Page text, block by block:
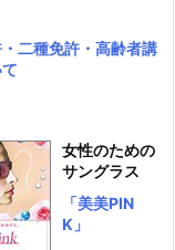
二種免許・高齢者講
女性のための
サングラス
「美美PIN
K」